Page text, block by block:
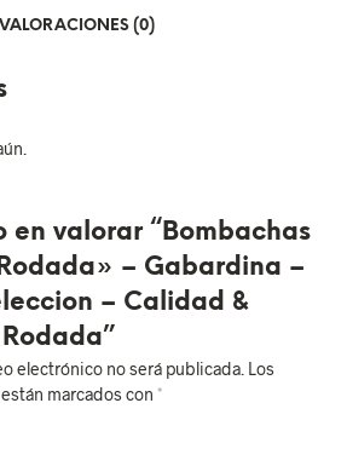
VALORACIONES (0)
en valorar “Bombachas
– Gabardina –
– Calidad &
electrónico no será publicada. Los
marcados con *